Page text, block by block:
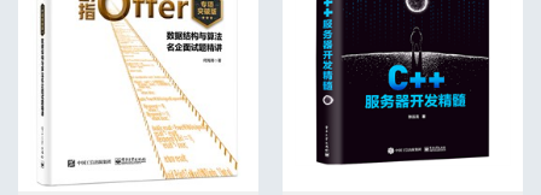
与 GC 进行交互 ..................................................................113
第 12 章 基本输入和输出 ......................................115
标准的流 in、out 和 err .......................................................115
标准输入和输出类的层级结构 ............................................116
文件读取和写入 ..................................................................117
Socket 读取和写入 ..............................................................118
序列化 .................................................................................120
压缩和解压文件 ..................................................................121